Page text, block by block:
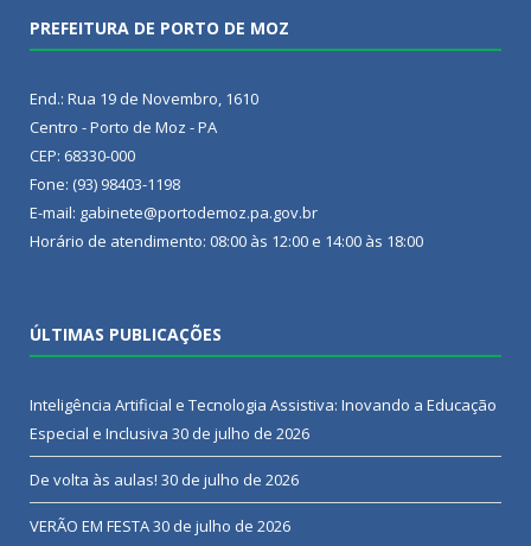
PREFEITURA DE PORTO DE MOZ
End.: Rua 19 de Novembro, 1610
Centro - Porto de Moz - PA
CEP: 68330-000
Fone: (93) 98403-1198
E-mail: gabinete@portodemoz.pa.gov.br
Horário de atendimento: 08:00 às 12:00 e 14:00 às 18:00
ÚLTIMAS PUBLICAÇÕES
Inteligência Artificial e Tecnologia Assistiva: Inovando a Educação
Especial e Inclusiva 30 de julho de 2026
De volta às aulas! 30 de julho de 2026
VERÃO EM FESTA30 de julho de 2026